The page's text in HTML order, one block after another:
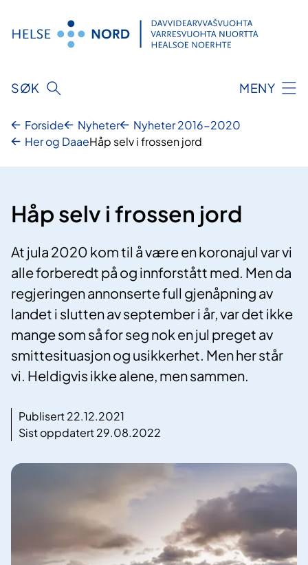
innhold
SØK MENY
Forside Nyheter
Nyheter 2016-2020
Her og DaaeHåp selv i frossen jord
Håp selv i frossen jord
At jula 2020 kom til å være en koronajul var vi
alle forberedt på og innforstått med. Men da
regjeringen annonserte full gjenåpning av
landet i slutten av september i år, var det ikke
mange som så for seg nok en jul preget av
smittesituasjon og usikkerhet. Men her står
vi. Heldigvis ikke alene, men sammen.
Publisert 22.12.2021
Sist oppdatert 29.08.2022